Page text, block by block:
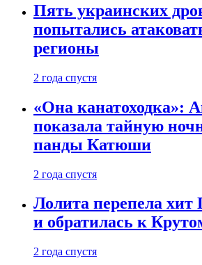
Пять украинских
попытались
регионы
2 года спустя
«Она канатоходка»:
показала тайную
панды Катюши
2 года спустя
Лолита перепела хит
и обратилась к
2 года спустя